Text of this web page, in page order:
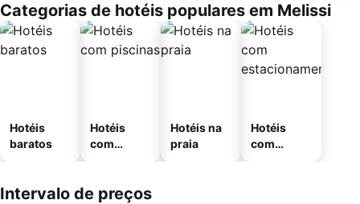
Categorias de hotéis populares em Melissi
Hotéis
baratos
Hotéis
com
Hotéis na
praia
Hotéis
com
Intervalo de preços